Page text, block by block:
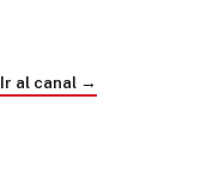
Ir al canal →